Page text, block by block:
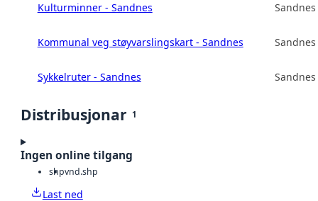
Kulturminner - Sandnes
Kommunal veg støyvarslingskart - Sandnes
Sykkelruter - Sandnes
Distribusjonar 1
Ingen online tilgang
shpvnd.shp
Last ned